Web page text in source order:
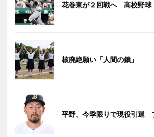
花巻東が２回戦へ 高校野球
核廃絶願い「人間の鎖」
平野、今季限りで現役引退